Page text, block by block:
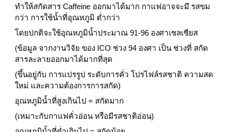
ทำให้สกัดสาร Caffeine ออกมาได้มาก กาแฟอาจจะมี รสขม
กว่า การใช้น้ำที่อุณหภูมิ ต่ำกว่า
โดยปกติจะใช้อุณหภูมิน้ำประมาณ 91-96 องศาเซลเซียส
(ข้อมูล จากงานวิจัย ของ ICO ช่วง 94 องศา เป็น ช่วงที่ สกัด
สารละลายออกมาได้มากที่สุด
(ขึ้นอยู่กับ การแปรรูป ระดับการคั่ว โปรไฟล์รสชาติ ความสด
ใหม่ และความต้องการการสกัด)
อุณหภูมิน้ำที่สูงเกินไป = สกัดมาก
(เหมาะกับกาแฟคั่วอ่อน หรือมีรสชาติอ่อน)